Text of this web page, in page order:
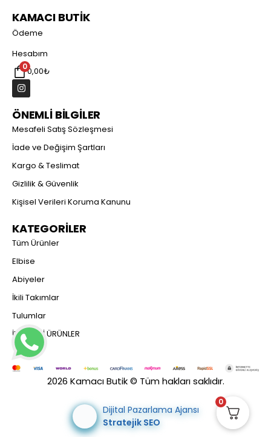
KAMACI BUTİK
Ödeme
Hesabım
00,00₺
ÖNEMLİ BİLGİLER
Mesafeli Satış Sözleşmesi
İade ve Değişim Şartları
Kargo & Teslimat
Gizlilik & Güvenlik
Kişisel Verileri Koruma Kanunu
KATEGORİLER
Tüm Ürünler
Elbise
Abiyeler
İkili Takımlar
Tulumlar
İNDİRİMLİ ÜRÜNLER
2026 Kamacı Butik © Tüm hakları saklıdır.
Dijital Pazarlama Ajansı
Stratejik SEO
0